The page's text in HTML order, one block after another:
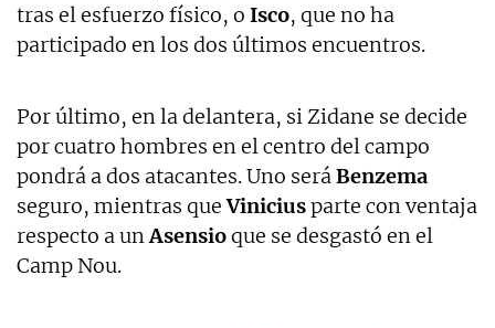
tras el esfuerzo físico, o Isco, que no ha
participado en los dos últimos encuentros.
Por último, en la delantera, si Zidane se decide
por cuatro hombres en el centro del campo
pondrá a dos atacantes. Uno seráBenzema
seguro, mientras queViniciusparte con ventaja
respecto a unAsensioque se desgastó en el
Camp Nou.